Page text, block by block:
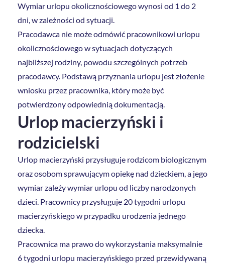
Wymiar urlopu okolicznościowego wynosi od 1 do 2
dni, w zależności od sytuacji.
Pracodawca nie może odmówić pracownikowi urlopu
okolicznościowego w sytuacjach dotyczących
najbliższej rodziny, powodu szczególnych potrzeb
pracodawcy. Podstawą przyznania urlopu jest złożenie
wniosku przez pracownika, który może być
potwierdzony odpowiednią dokumentacją.
Urlop macierzyński i
rodzicielski
Urlop macierzyński przysługuje rodzicom biologicznym
oraz osobom sprawującym opiekę nad dzieckiem, a jego
wymiar zależy wymiar urlopu od liczby narodzonych
dzieci. Pracownicy przysługuje 20 tygodni urlopu
macierzyńskiego w przypadku urodzenia jednego
dziecka.
Pracownica ma prawo do wykorzystania maksymalnie
6 tygodni urlopu macierzyńskiego przed przewidywaną